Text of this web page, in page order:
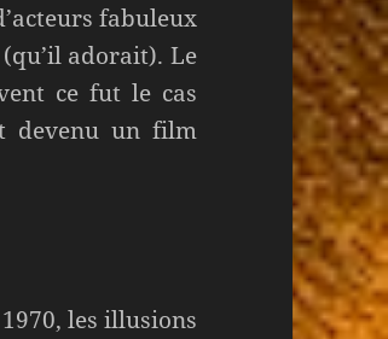
fabuleux
adorait). Le
ce fut le cas
devenu un film
les illusions